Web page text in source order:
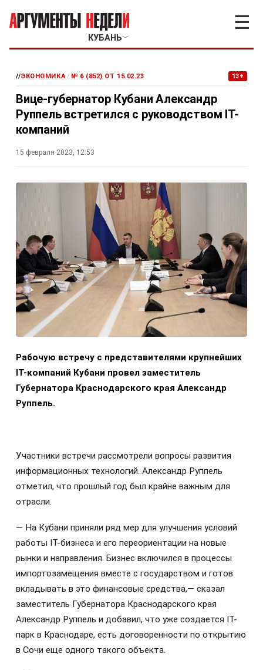
КУБАНЬ﹀
☰
//ЭКОНОМИКА/ № 6 (852) ОТ 15.02.23 13+
Вице-губернатор Кубани Александр
Руппель встретился с руководством IT-
компаний
15 февраля 2023, 12:53
Рабочую встречу с представителями крупнейших
IT-компаний Кубани провел заместитель
Губернатора Краснодарского края Александр
Руппель.
Участники встречи рассмотрели вопросы развития
информационных технологий. Александр Руппель
отметил, что прошлый год был крайне важным для
отрасли.
— На Кубани приняли ряд мер для улучшения условий
работы IT-бизнеса и его переориентации на новые
рынки и направления. Бизнес включился в процессы
импортозамещения вместе с государством и готов
вкладывать в это финансовые средства,— сказал
заместитель Губернатора Краснодарского края
Александр Руппель и добавил, что уже создается IT-
парк в Краснодаре, есть договоренности по открытию
в Сочи еще одного такого объекта.